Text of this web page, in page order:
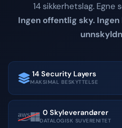
14 sikkerhetslag. Egne
Ingen offentlig sky.
14 Security Layers
MAKSIMAL BESKYTTELSE
0 Skyleverandører
DATALOGISK SUVERENITET